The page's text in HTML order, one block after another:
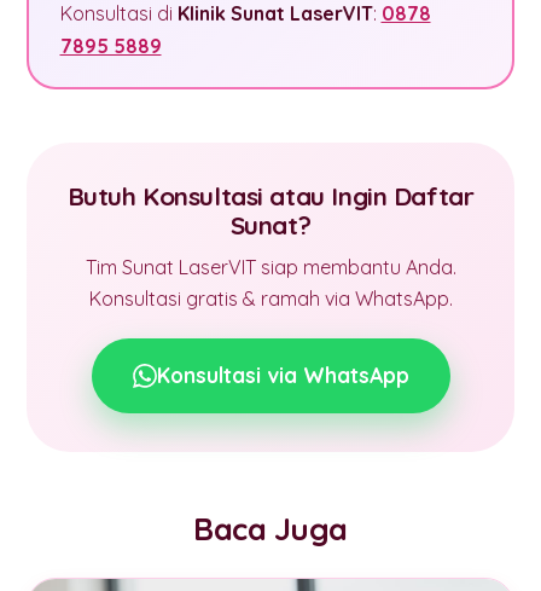
Konsultasi di Klinik Sunat LaserVIT: 0878
7895 5889
Butuh Konsultasi atau Ingin Daftar
Sunat?
Tim Sunat LaserVIT siap membantu Anda.
Konsultasi gratis & ramah via WhatsApp.
Konsultasi via WhatsApp
Baca Juga